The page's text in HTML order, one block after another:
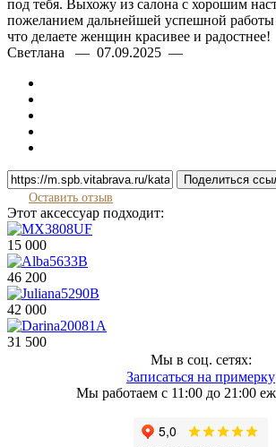
под тебя. Выхожу из салона с хорошим
пожеланием дальнейшей успешной
что делаете женщин красивее и радостнее!
Светлана — 07.09.2025 —
Поделиться
Оставить отзыв
Этот аксессуар подходит:
15 000
46 200
42 000
31 500
Мы в соц. сетях:
Записаться на примерку
Мы работаем с 11:00 до 21:00